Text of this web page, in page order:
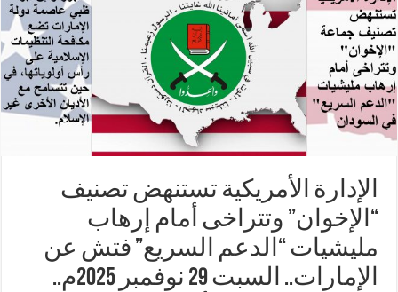
الإدارة الأمريكية تستنهض تصنيف
“الإخوان” وتتراخى أمام إرهاب
مليشيات “الدعم السريع” فتش عن
الإمارات.. السبت 29 نوفمبر 2025م..